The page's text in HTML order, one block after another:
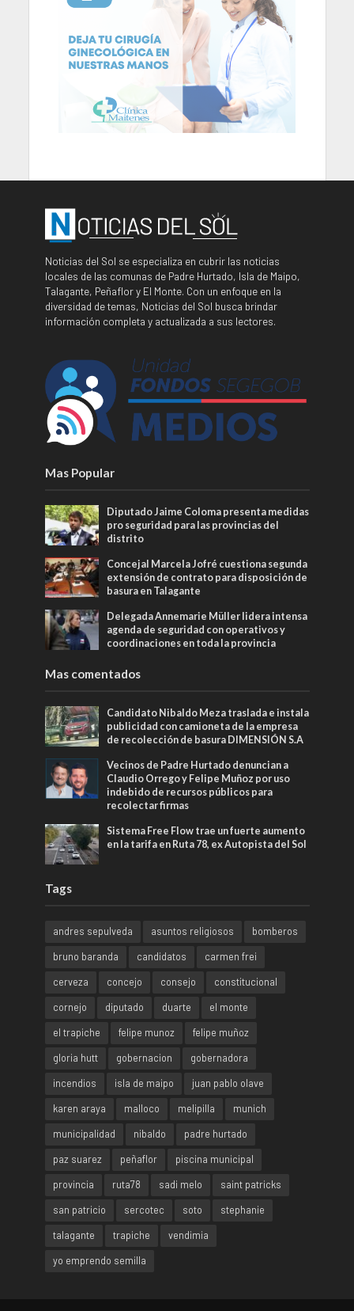
Noticias del Sol se especializa en cubrir las noticias
locales de las comunas de Padre Hurtado, Isla de Maipo,
Talagante, Peñaflor y El Monte. Con un enfoque en la
diversidad de temas, Noticias del Sol busca brindar
información completa y actualizada a sus lectores.
Mas Popular
Diputado Jaime Coloma presenta medidas
pro seguridad para las provincias del
distrito
Concejal Marcela Jofré cuestiona segunda
extensión de contrato para disposición de
basura en Talagante
Delegada Annemarie Müller lidera intensa
agenda de seguridad con operativos y
coordinaciones en toda la provincia
Mas comentados
Candidato Nibaldo Meza traslada e instala
publicidad con camioneta de la empresa
de recolección de basura DIMENSIÓN S.A
Vecinos de Padre Hurtado denuncian a
Claudio Orrego y Felipe Muñoz por uso
indebido de recursos públicos para
recolectar firmas
Sistema Free Flow trae un fuerte aumento
en la tarifa en Ruta 78, ex Autopista del Sol
Tags
andres sepulveda asuntos religiosos
bomberos
bruno baranda
candidatos
carmen frei
cerveza
concejo consejo
constitucional
cornejo
diputado duarte
el monte
el trapiche
felipe munoz
felipe muñoz
gloria hutt
gobernacion
gobernadora
incendios
isla de maipo
juan pablo olave
karen araya
malloco melipilla
munich
municipalidad
nibaldo
padre hurtado
paz suarez
peñaflor
piscina municipal
provincia
ruta78 sadi melo
saint patricks
san patricio
sercotec soto
stephanie
talagante
trapiche
vendimia
yo emprendo semilla